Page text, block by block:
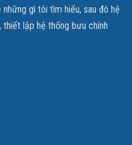
gì tôi tìm hiểu, sau đó hệ
lập hệ thống bưu chính